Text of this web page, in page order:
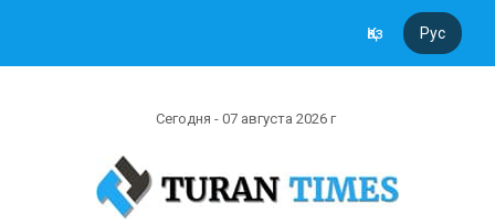
Қаз Рус
Сегодня - 07 августа 2026 г